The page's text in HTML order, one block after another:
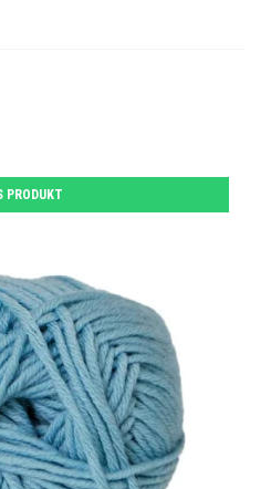
PRODUKT